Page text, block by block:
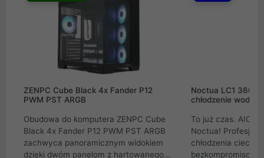
ZENPC Cube Black 4x Fander P12
PWM PST ARGB
Obudowa do komputera ZENPC Cube
Black 4x Fander P12 PWM PST ARGB
zachwyca panoramicznym widokiem
dzięki dwóm panelom z hartowanego
Noctua LC1
chłodzenie wodne
To już czas. AIO
Noctua!
chłodzenia cieczą